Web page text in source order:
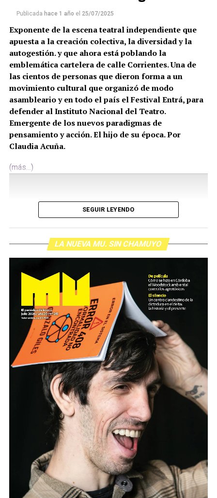
Publicada hace 1 año el 25/07/2025
Exponente de la escena teatral independiente que
apuesta a la creación colectiva, la diversidad y la
autogestión. y que ahora está poblando la
emblemática cartelera de calle Corrientes. Una de
las cientos de personas que dieron forma a un
movimiento cultural que organizó de modo
asambleario y en todo el país el Festival Entrá, para
defender al Instituto Nacional del Teatro.
Emergente de los nuevos paradigmas de
pensamiento y acción. El hijo de su época. Por
Claudia Acuña.
(más…)
SEGUIR LEYENDO
LA NUEVA MU. SIN CHAMUYO